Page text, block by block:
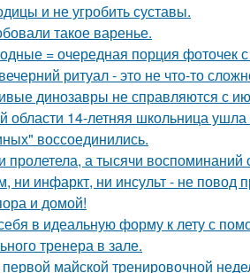
и не угробить суставы.
такое варенье.
= очередная порция фоточек с
ритуал - это не что-то
динозавры не справляются с
области 14-летняя школьница
воссоединились.
пролетела, а тысячи воспоминаний
инфаркт, ни инсульт - не повод
и домой!
в идеальную форму к лету с
тренера в зале.
майской тренировочной